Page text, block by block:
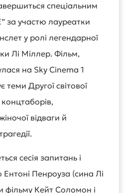
спеціальним
за участю лауреатки
у ролі легендарної
Лі Міллер. Фільм,
на Sky Cinema 1
теми Другої світової
відваги й
сесія запитань і
Ентоні Пенроуза (сина Лі
фільму Кейт Соломон і